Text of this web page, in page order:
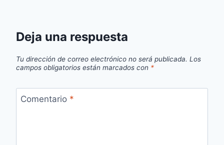
Deja una respuesta
Tu dirección de correo electrónico no será publicada. Los
campos obligatorios están marcados con *
Comentario *